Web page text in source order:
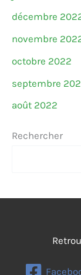
décembre
novembre
octobre 2022
septembre
août 2022
Rechercher